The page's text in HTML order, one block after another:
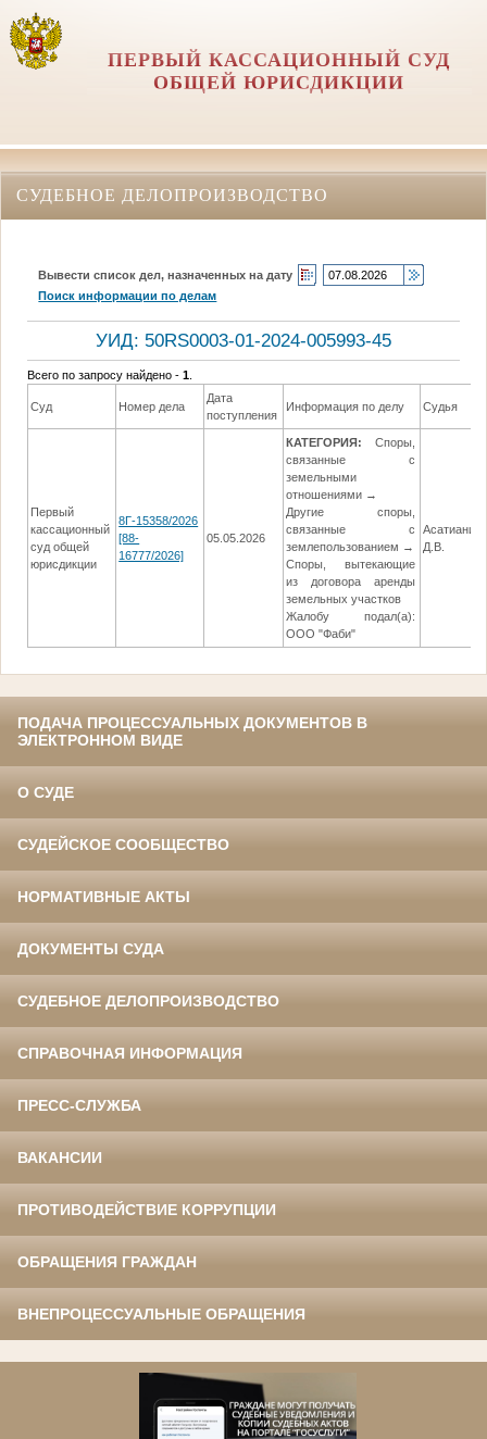
ПЕРВЫЙ КАССАЦИОННЫЙ СУД
ОБЩЕЙ ЮРИСДИКЦИИ
СУДЕБНОЕ ДЕЛОПРОИЗВОДСТВО
Вывести список дел, назначенных на дату
Поиск информации по делам
УИД: 50RS0003-01-2024-005993-45
Всего по запросу найдено -1
Суд Номер дела
Дата
поступления
Информация по делу Судья
Первый
кассационный
суд общей
юрисдикции
8Г-15358/2026
[88-
16777/2026]
05.05.2026
КАТЕГОРИЯ:
Споры,
связанные с
земельными
отношениями →
Другие споры,
связанные с
землепользованием →
Споры, вытекающие
из договора аренды
земельных участков
Жалобу подал(а):
ООО "Фаби"
Асатиани
Д.В.
ПОДАЧА ПРОЦЕССУАЛЬНЫХ ДОКУМЕНТОВ В
ЭЛЕКТРОННОМ ВИДЕ
О СУДЕ
СУДЕЙСКОЕ СООБЩЕСТВО
НОРМАТИВНЫЕ АКТЫ
ДОКУМЕНТЫ СУДА
СУДЕБНОЕ ДЕЛОПРОИЗВОДСТВО
СПРАВОЧНАЯ ИНФОРМАЦИЯ
ПРЕСС-СЛУЖБА
ВАКАНСИИ
ПРОТИВОДЕЙСТВИЕ КОРРУПЦИИ
ОБРАЩЕНИЯ ГРАЖДАН
ВНЕПРОЦЕССУАЛЬНЫЕ ОБРАЩЕНИЯ